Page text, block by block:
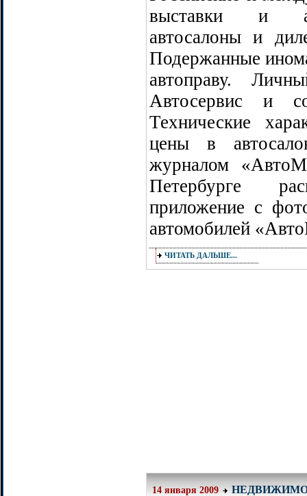
выставки и
автосалоны и
Подержанные
автоправу.
Автосервис и
Технические
цены в
журналом
Петербурге
приложение с
автомобилей
ЧИТАТЬ ДАЛЬШЕ...
14 января 2009